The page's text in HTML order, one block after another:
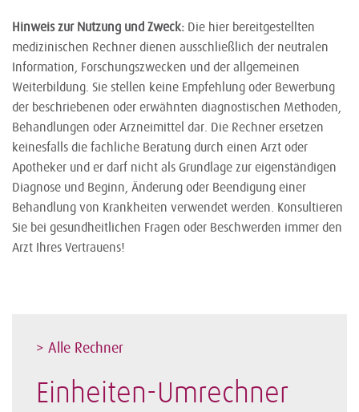
Hinweis zur Nutzung und Zweck: Die hier bereitgestellten
medizinischen Rechner dienen ausschließlich der neutralen
Information, Forschungszwecken und der allgemeinen
Weiterbildung. Sie stellen keine Empfehlung oder Bewerbung
der beschriebenen oder erwähnten diagnostischen Methoden,
Behandlungen oder Arzneimittel dar. Die Rechner ersetzen
keinesfalls die fachliche Beratung durch einen Arzt oder
Apotheker und er darf nicht als Grundlage zur eigenständigen
Diagnose und Beginn, Änderung oder Beendigung einer
Behandlung von Krankheiten verwendet werden. Konsultieren
Sie bei gesundheitlichen Fragen oder Beschwerden immer den
Arzt Ihres Vertrauens!
> Alle Rechner
Einheiten-Umrechner